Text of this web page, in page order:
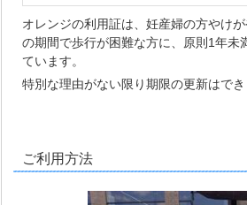
オレンジの利用証は、妊産婦の方やけ
の期間で歩行が困難な方に、原則1年未
ています。
特別な理由がない限り期限の更新はでき
ご利用方法